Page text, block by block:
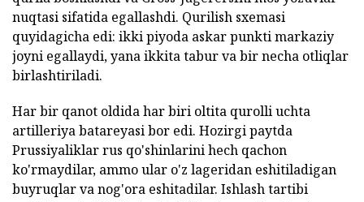
nuqtasi sifatida egallashdi. Qurilish sxemasi
quyidagicha edi: ikki piyoda askar punkti markaziy
joyni egallaydi, yana ikkita tabur va bir necha otliqlar
birlashtiriladi.
Har bir qanot oldida har biri oltita qurolli uchta
artilleriya batareyasi bor edi. Hozirgi paytda
Prussiyaliklar rus qo'shinlarini hech qachon
ko'rmaydilar, ammo ular o'z lageridan eshitiladigan
buyruqlar va nog'ora eshitadilar. Ishlash tartibi